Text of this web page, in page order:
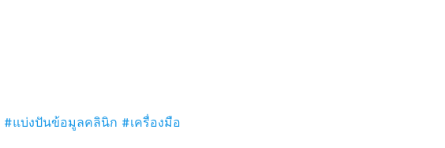
#แบ่งปันข้อมูลคลินิก #เครื่องมือ